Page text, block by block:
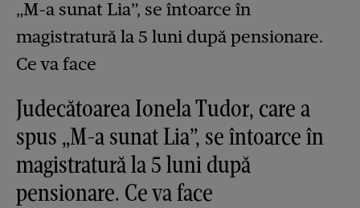
Judecătoarea Ionela Tudor, care a
spus „M-a sunat Lia”, se întoarce în
magistratură la 5 luni după
pensionare. Ce va face